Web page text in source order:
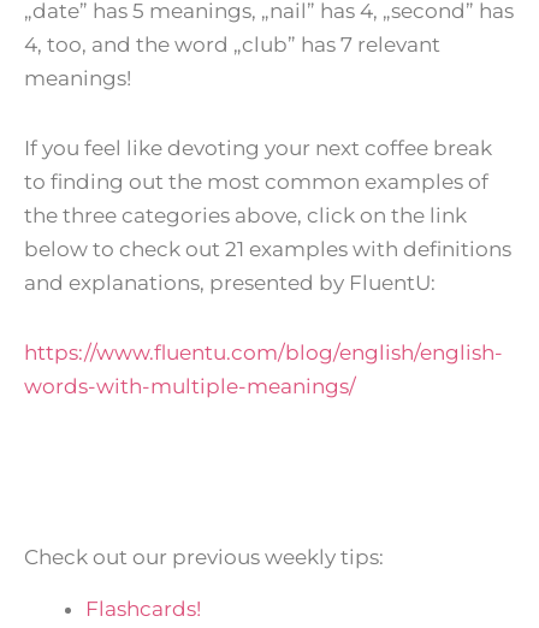
„date” has 5 meanings, „nail” has 4, „second” has
4, too, and the word „club” has 7 relevant
meanings!
If you feel like devoting your next coffee break
to finding out the most common examples of
the three categories above, click on the link
below to check out 21 examples with definitions
and explanations, presented by FluentU:
https://www.fluentu.com/blog/english/english-
words-with-multiple-meanings/
Check out our previous weekly tips:
Flashcards!